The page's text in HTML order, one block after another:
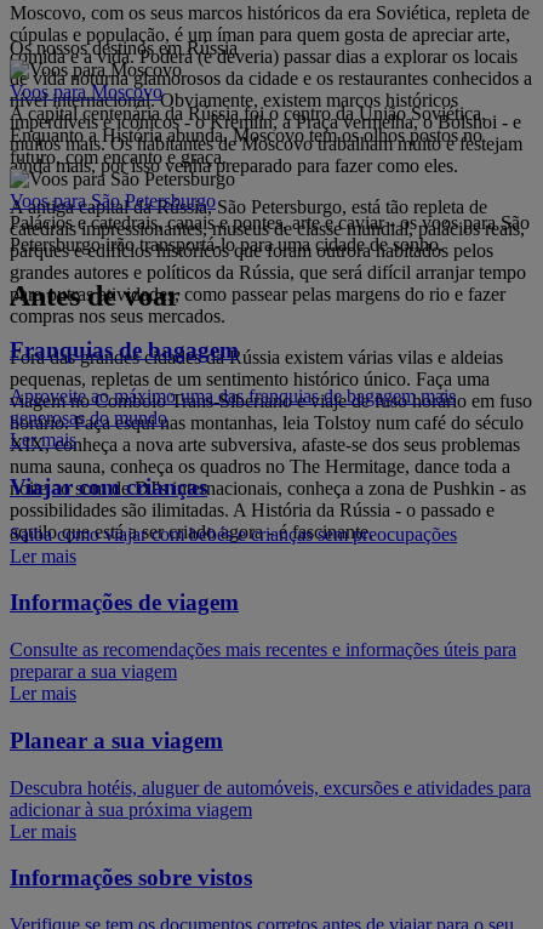
Moscovo, com os seus marcos históricos da era Soviética, repleta de
cúpulas e população, é um íman para quem gosta de apreciar arte,
comida e a vida. Poderá (e deveria) passar dias a explorar os locais
de vida noturna glamorosos da cidade e os restaurantes conhecidos a
nível internacional. Obviamente, existem marcos históricos
imperdíveis e icónicos - o Kremlin, a Praça vermelha, o Bolshoi - e
muitos mais. Os habitantes de Moscovo trabalham muito e festejam
ainda mais, por isso venha preparado para fazer como eles.
A antiga capital da Rússia, São Petersburgo, está tão repleta de
catedrais impressionantes, museus de classe mundial, palácios reais,
parques e edifícios históricos que foram outrora habitados pelos
grandes autores e políticos da Rússia, que será difícil arranjar tempo
para outras atividades, como passear pelas margens do rio e fazer
compras nos seus mercados.
Fora das grandes cidades da Rússia existem várias vilas e aldeias
pequenas, repletas de um sentimento histórico único. Faça uma
viagem no Comboio Trans-Siberiano e viaje de fuso horário em fuso
horário. Faça esqui nas montanhas, leia Tolstoy num café do século
XIX, conheça a nova arte subversiva, afaste-se dos seus problemas
numa sauna, conheça os quadros no The Hermitage, dance toda a
noite ao som de DJ's internacionais, conheça a zona de Pushkin - as
possibilidades são ilimitadas. A História da Rússia - o passado e
aquilo que está a ser criado agora - é fascinante.
Os nossos destinos em Rússia
Voos para Moscovo
A capital centenária da Rússia foi o centro da União Soviética.
Enquanto a História abunda, Moscovo tem os olhos postos no
futuro, com encanto e graça.
Voos para São Petersburgo
Palácios e catedrais, canais e pontes, arte e caviar - os voos para São
Petersburgo irão transportá-lo para uma cidade de sonho.
Antes de voar
Franquias de bagagem
Aproveite ao máximo uma das franquias de bagagem mais
generosas do mundo
Ler mais
Viajar com crianças
Saiba como viajar com bebés e crianças sem preocupações
Ler mais
Informações de viagem
Consulte as recomendações mais recentes e informações úteis para
preparar a sua viagem
Ler mais
Planear a sua viagem
Descubra hotéis, aluguer de automóveis, excursões e atividades para
adicionar à sua próxima viagem
Ler mais
Informações sobre vistos
Verifique se tem os documentos corretos antes de viajar para o seu